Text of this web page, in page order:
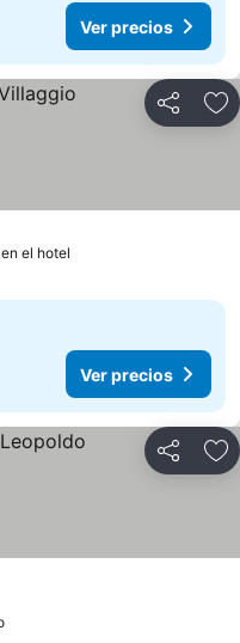
Ver precios
Compartir
el hotel
Ver precios
Compartir